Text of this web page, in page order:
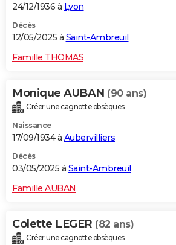
24/12/1936 à Lyon
Décès
12/05/2025 à Saint-Ambreuil
Famille THOMAS
Monique AUBAN (90 ans)
Créer une cagnotte obsèques
Naissance
17/09/1934 à Aubervilliers
Décès
03/05/2025 à Saint-Ambreuil
Famille AUBAN
Colette LEGER (82 ans)
Créer une cagnotte obsèques